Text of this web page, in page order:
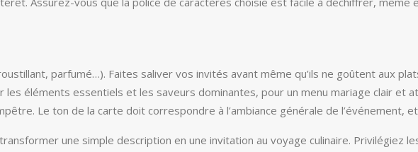
parfumé…). Faites saliver vos invités avant même qu’ils ne goûtent aux
éléments essentiels et les saveurs dominantes, pour un menu mariage clair et
Le ton de la carte doit correspondre à l’ambiance générale de l’événement,
une simple description en une invitation au voyage culinaire. Privilégiez